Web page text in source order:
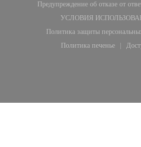
Предупреждение об отказе от
УСЛОВИЯ
Политика защиты
Политика печенье
((открывается